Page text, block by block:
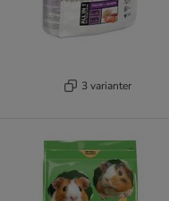
3 varianter